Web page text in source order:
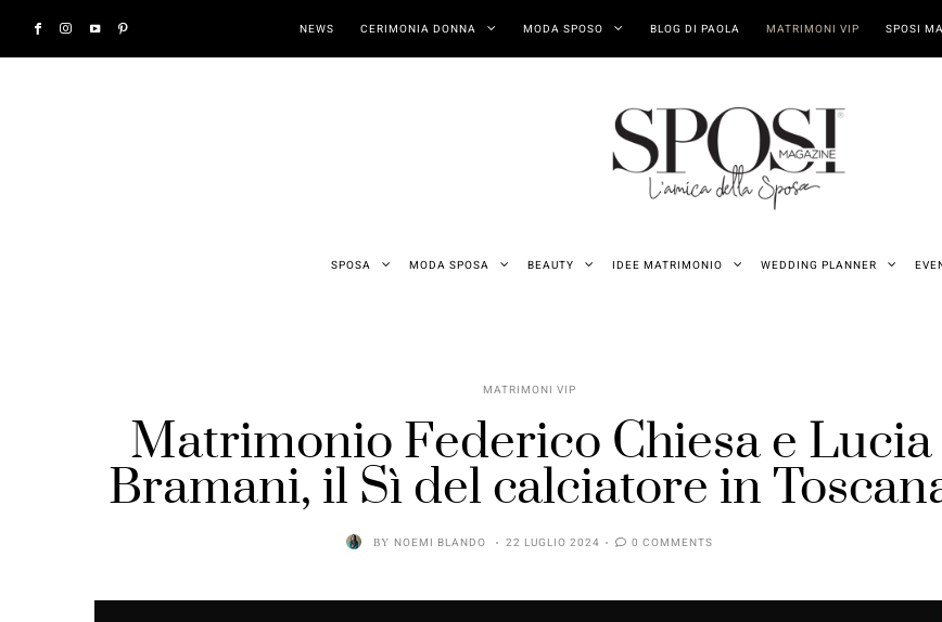
NEWS CERIMONIA DONNA MODA SPOSO BLOG DI PAOLA MATRIMONI VIP SPOSI
SPOSA MODA SPOSA BEAUTY IDEE MATRIMONIO WEDDING PLANNER
MATRIMONI VIP
Matrimonio Federico Chiesa e Lucia
Bramani, il Sì del calciatore in
BY NOEMI BLANDO 22 LUGLIO 2024 0 COMMENTS